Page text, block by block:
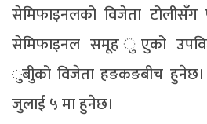
सेमिफाइनलको विजेता
सेमिफाइनल समूह ुएुको
ुबीुको विजेता हङकङबीच हुनेछ।
जुलाई ५ मा हुनेछ।